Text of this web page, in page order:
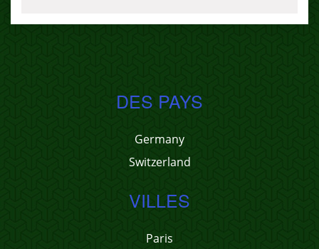
DES PAYS
Germany
Switzerland
VILLES
Paris